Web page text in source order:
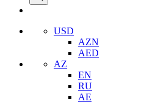
USD
AZN
AED
AZ
EN
RU
AE